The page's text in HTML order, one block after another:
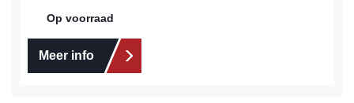
Op voorraad
Meer info